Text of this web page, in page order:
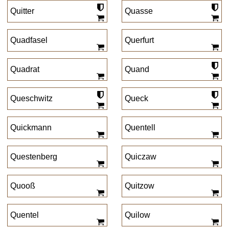
Quitter Quasse
Quadfasel Querfurt
Quadrat Quand
Queschwitz Queck
Quickmann Quentell
Questenberg Quiczaw
Quooß Quitzow
Quentel Quilow